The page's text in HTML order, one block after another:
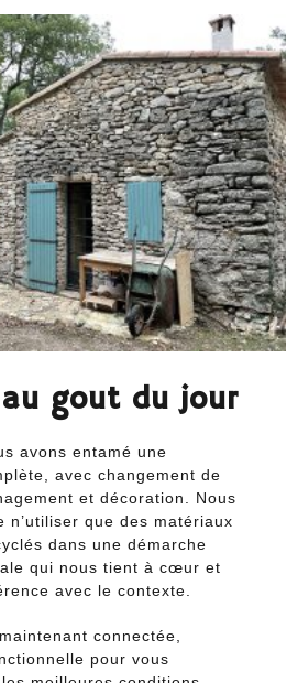
gout du jour
avons entamé une
avec changement de
et décoration. Nous
n’utiliser que des matériaux
dans une démarche
qui nous tient à cœur et
avec le contexte.
connectée,
pour vous